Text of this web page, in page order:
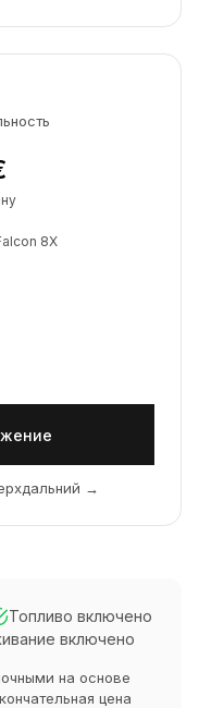
8X
→
Топливо включено
включено
на основе
цена